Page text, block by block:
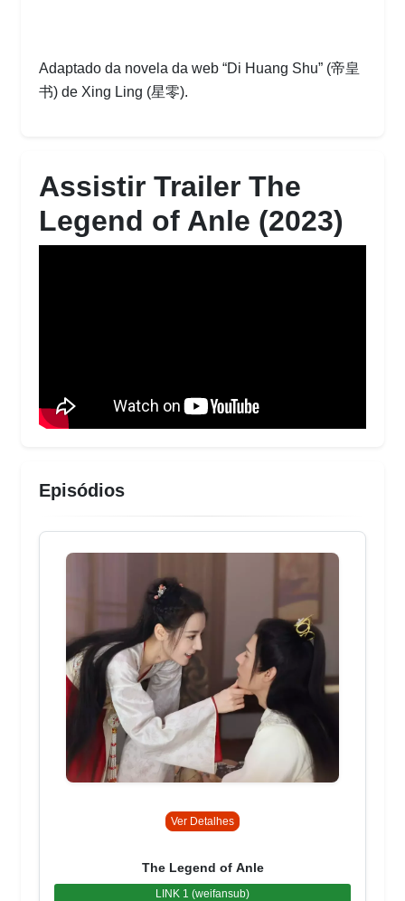
Adaptado da novela da web “Di Huang Shu” (帝皇
书) de Xing Ling (星零).
Assistir Trailer The
Legend of Anle (2023)
Episódios
Ver Detalhes
The Legend of Anle
LINK 1 (weifansub)